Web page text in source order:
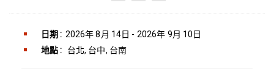
日期 : 2026年 8月 14日 - 2026年 9月 10日
地點 :
台北, 台中, 台南